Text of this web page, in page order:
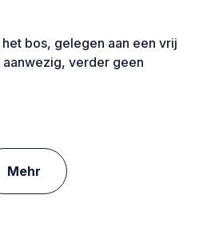
bos, gelegen aan een vrij
verder geen
Mehr